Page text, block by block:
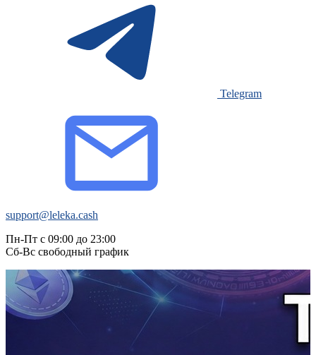
Telegram
support@leleka.cash
Пн-Пт с 09:00 до 23:00
Сб-Вс свободный график